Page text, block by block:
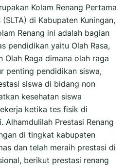
Kolam Renang Pertama
di Kabupaten Kuningan,
Renang ini adalah bagian
pendidikan yaitu Olah Rasa,
Olah Raga dimana olah raga
penting pendidikan siswa,
siswa di bidang non
kesehatan siswa
ketika tes fisik di
Alhamdulilah Prestasi Renang
di tingkat kabupaten
dan telah meraih prestasi di
berikut prestasi renang